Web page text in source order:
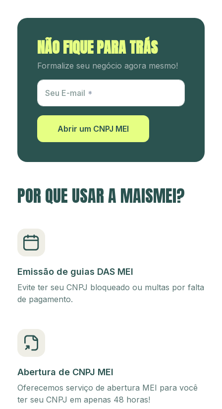
NÃO FIQUE PARA TRÁS
Formalize seu negócio agora mesmo!
Utm Content
Seu E-mail
Abrir um CNPJ MEI
POR QUE USAR A MAISMEI?
Emissão de guias DAS MEI
Evite ter seu CNPJ bloqueado ou multas por falta
de pagamento.
Abertura de CNPJ MEI
Oferecemos serviço de abertura MEI para você
ter seu CNPJ em apenas 48 horas!